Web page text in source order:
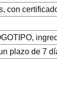
con
plazo de 7